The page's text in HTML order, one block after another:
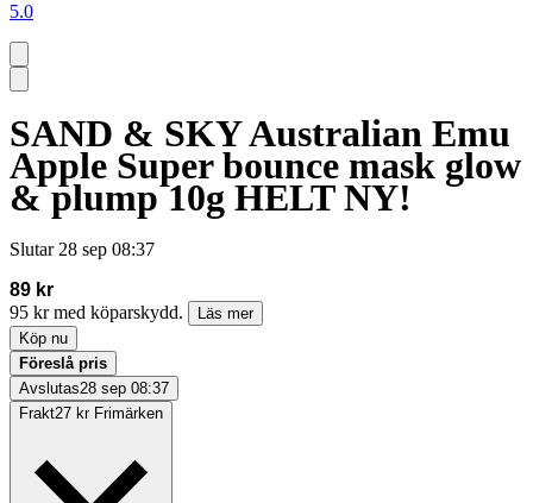
5.0
SAND & SKY Australian Emu
Apple Super bounce mask glow
& plump 10g HELT NY!
Slutar 28 sep 08:37
89 kr
95 kr med köparskydd.
Läs mer
Köp nu
Föreslå pris
Avslutas28 sep 08:37
Frakt27 kr Frimärken